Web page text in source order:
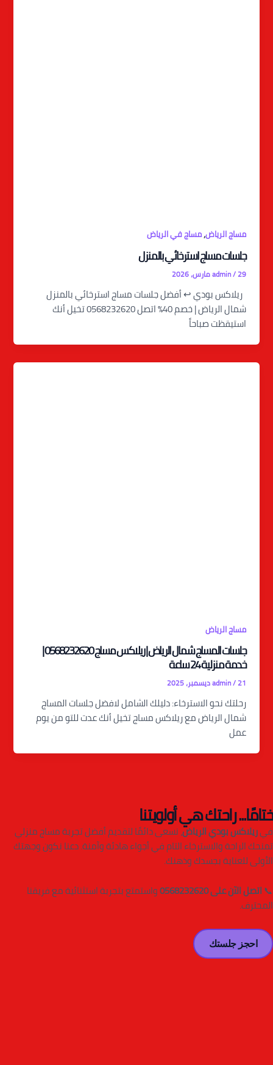
مساج الرياض,مساج في الرياض
جلسات مساج استرخائي بالمنزل
admin/29 مارس، 2026
ريلاكس بودي ↩️ أفضل جلسات مساج استرخائي بالمنزل
شمال الرياض | خصم 40% اتصل 0568232620 تخيل أنك
استيقظت صباحاً
مساج الرياض
جلسات المساج شمال الرياض | ريلاكس مساج 0568232620 |
خدمة منزلية 24 ساعة
admin/21 ديسمبر، 2025
رحلتك نحو الاسترخاء: دليلك الشامل لافضل جلسات المساج
شمال الرياض مع ريلاكس مساج تخيل أنك عدت للتو من يوم
عمل
ختامًا... راحتك هي أولويتنا
فيريلاكس بودي الرياض، نسعى دائمًا لتقديم أفضل تجربة مساج منزلي
تمنحك الراحة والاسترخاء التام في أجواء هادئة وآمنة. دعنا نكون وجهتك
الأولى للعناية بجسدك وذهنك.
📞اتصل الآن على 0568232620
واستمتع بتجربة استثنائية مع فريقنا
المحترف.
احجز جلستك